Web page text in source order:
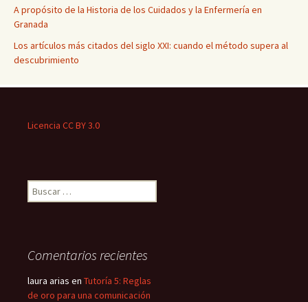
A propósito de la Historia de los Cuidados y la Enfermería en
Granada
Los artículos más citados del siglo XXI: cuando el método supera al
descubrimiento
Licencia CC BY 3.0
Buscar:
Comentarios recientes
laura arias en Tutoría 5: Reglas
de oro para una comunicación